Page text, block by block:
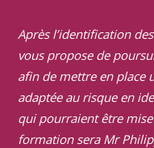
Après l’identification
vous propose de
afin de mettre en place
adaptée au risque en
qui pourraient être mise
formation sera Mr